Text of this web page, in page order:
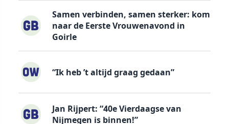
Samen verbinden, samen sterker: kom
naar de Eerste Vrouwenavond in
Goirle
“Ik heb ’t altijd graag gedaan”
Jan Rijpert: “40e Vierdaagse van
Nijmegen is binnen!”